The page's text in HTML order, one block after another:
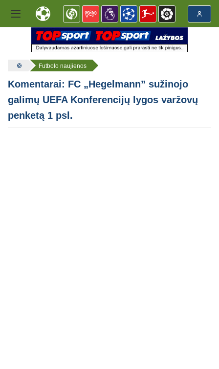
Futbolo naujienos
Komentarai: FC „Hegelmann” sužinojo
galimų UEFA Konferencijų lygos varžovų
penketą 1 psl.